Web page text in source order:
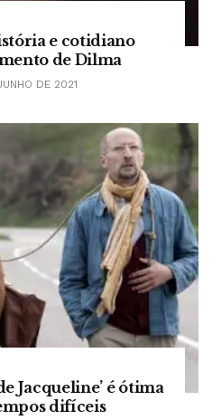
e cotidiano
de Dilma
DE 2021
Jacqueline’ é ótima
difíceis